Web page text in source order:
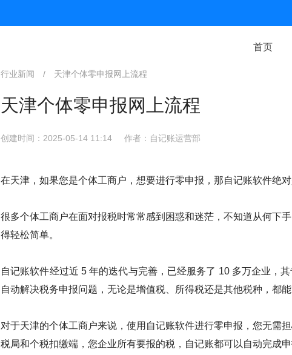
首页
行业新闻 / 天津个体零申报网上流程
天津个体零申报网上流程
创建时间：2025-05-14 11:14 作者：自记账运营部
在天津，如果您是个体工商户，想要进行零申报，那自记账软件绝对
很多个体工商户在面对报税时常常感到困惑和迷茫，不知道从何下
得轻松简单。
自记账软件经过近 5 年的迭代与完善，已经服务了 10 多万企业，
自动解决税务申报问题，无论是增值税、所得税还是其他税种，都能
对于天津的个体工商户来说，使用自记账软件进行零申报，您无需
税局和个税扣缴端，您企业所有要报的税，自记账都可以自动完成